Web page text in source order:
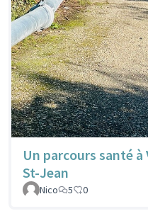
Un parcours santé
St-Jean
Nico
5 0